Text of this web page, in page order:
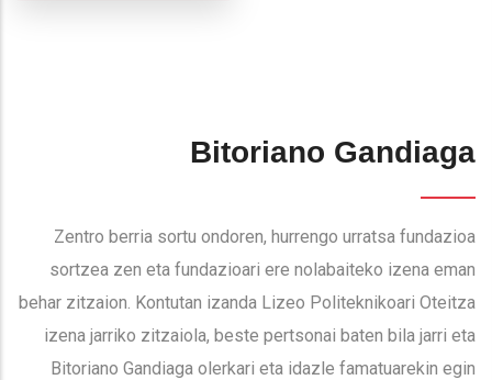
Bitoriano Gandiaga
Zentro berria sortu ondoren, hurrengo urratsa fundazioa
sortzea zen eta fundazioari ere nolabaiteko izena eman
behar zitzaion. Kontutan izanda Lizeo Politeknikoari Oteitza
izena jarriko zitzaiola, beste pertsonai baten bila jarri eta
Bitoriano Gandiaga olerkari eta idazle famatuarekin egin